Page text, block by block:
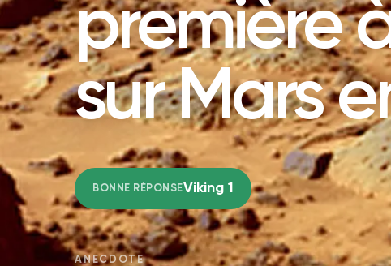
première
sur Mars
BONNE RÉPONSEViking 1
ANECDOTE